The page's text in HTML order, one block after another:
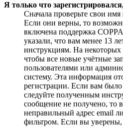
Я только что
Сначала проверьте свои имя
Если они верны, то
включена поддержка
указали, что вам менее 13
инструкциям. На некоторых
чтобы все новые учётные
пользователями или
систему. Эта информация
регистрации. Если вам
следуйте полученным
сообщение не получено, то
неправильный адрес email
фильтром. Если вы